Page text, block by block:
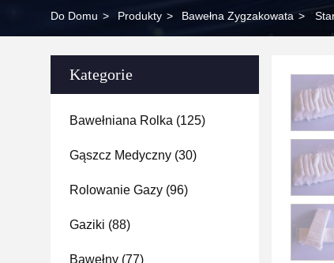
Do Domu > Produkty > Bawełna Zygzakowata >
Kategorie
Bawełniana Rolka (125)
Gąszcz Medyczny (30)
Rolowanie Gazy (96)
Gaziki (88)
Bawełny (77)